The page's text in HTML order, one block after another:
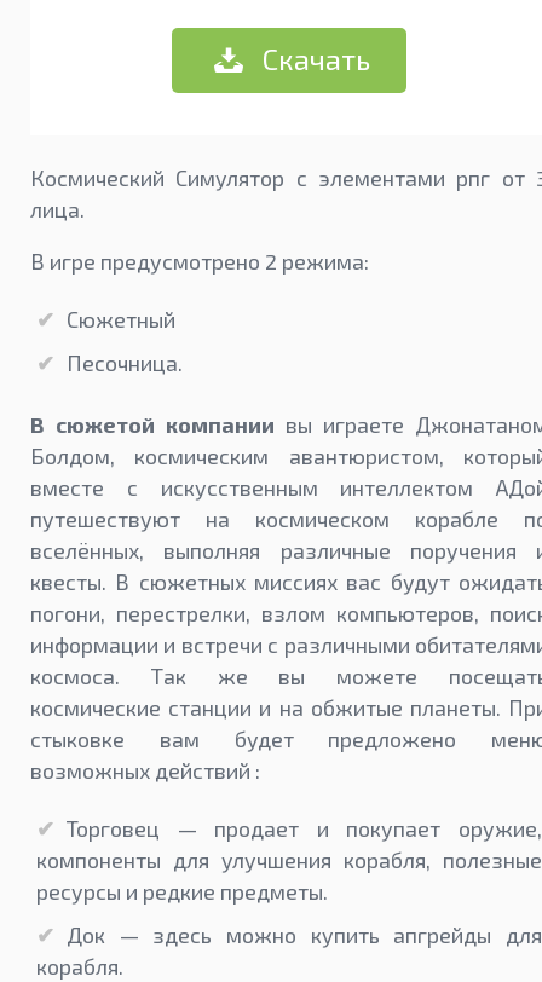
Скачать
Космический Симулятор с элементами рпг от
лица.
В игре предусмотрено 2 режима:
Сюжетный
Песочница.
В сюжетой компании вы играете
Болдом, космическим авантюристом,
вместе с искусственным интеллектом
путешествуют на космическом корабле
вселённых, выполняя различные поручения
квесты. В сюжетных миссиях вас будут
погони, перестрелки, взлом компьютеров,
информации и встречи с различными
космоса. Так же вы можете
космические станции и на обжитые планеты.
стыковке вам будет предложено
возможных действий :
Торговец — продает и покупает оружие,
компоненты для улучшения корабля, полезные
ресурсы и редкие предметы.
Док — здесь можно купить апгрейды для
корабля.